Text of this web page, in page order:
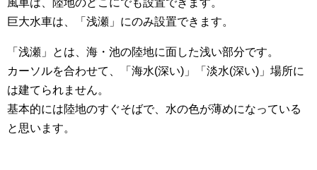
風車は、陸地のどこにでも設置できます。
巨大水車は、「浅瀬」にのみ設置できます。
「浅瀬」とは、海・池の陸地に面した浅い部分です。
カーソルを合わせて、「海水(深い)」「淡水(深い)」場所に
は建てられません。
基本的には陸地のすぐそばで、水の色が薄めになっている
と思います。